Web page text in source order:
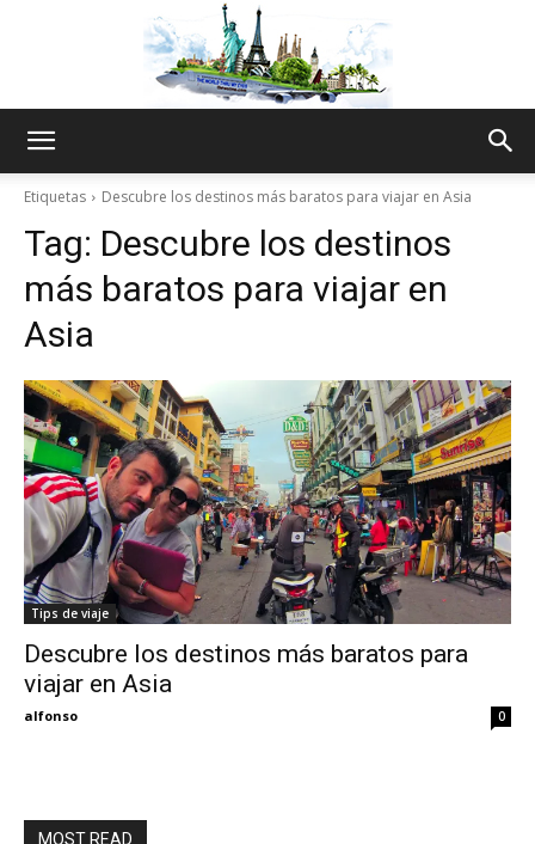
Thru
My
Eyes
Etiquetas Descubre los destinos más baratos para viajar en Asia
Tag: Descubre los destinos
más baratos para viajar en
Asia
Tips de viaje
Descubre los destinos más baratos para
viajar en Asia
alfonso 0
MOST READ